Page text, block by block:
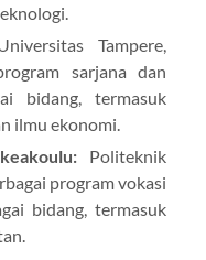
Tampere,
sarjana dan
bidang, termasuk
ilmu ekonomi.
Politeknik
program vokasi
bidang, termasuk